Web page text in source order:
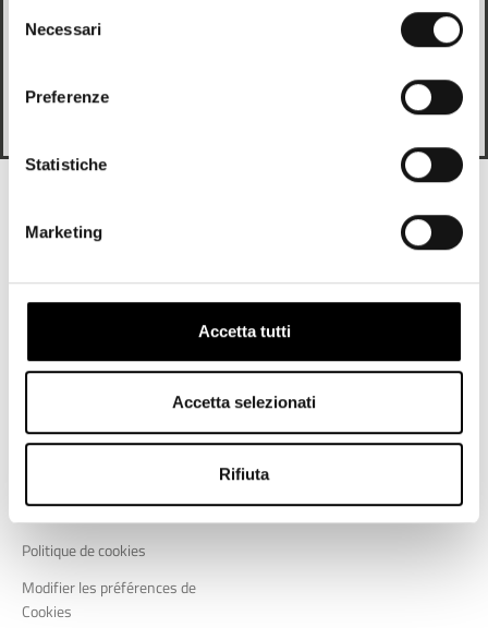
delNecessari
Preferenze
Statistiche
Marketing
Accetta tutti
Accetta selezionati
Rifiuta
publicitaires en accord avec mes préférences d’achat et mes intérêts,
Politique de
Support
Livraison et retours
Entreprise
Qui nous sommes
Blog
Store Locator
Politique de confidentialité
Politique de cookies
Modifier les préférences de
Cookies
Italian
Change